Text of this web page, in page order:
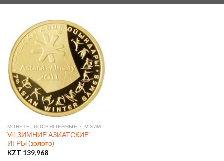
МОНЕТЫ, ПОСВЯЩЕННЫЕ 7-М ЗИМНИМ АЗИАТСКИМ ИГРАМ 2011 ГОДА
VII ЗИМНИЕ АЗИАТСКИЕ
ИГРЫ (золото)
KZT 139,968